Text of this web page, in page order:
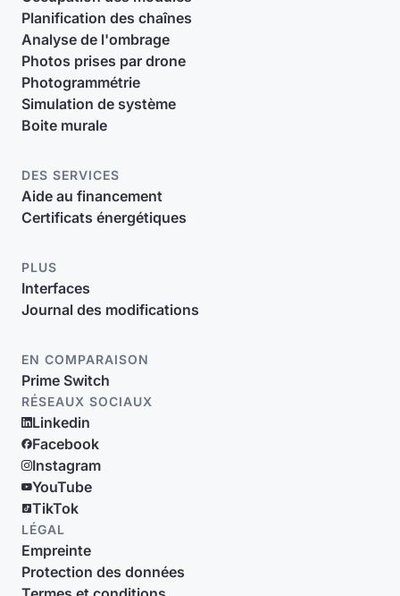
Planification des chaînes
Analyse de l'ombrage
Photos prises par drone
Photogrammétrie
Simulation de système
Boite murale
DES SERVICES
Aide au financement
Certificats énergétiques
PLUS
Interfaces
Journal des modifications
EN COMPARAISON
Prime Switch
RÉSEAUX SOCIAUX
Linkedin
Facebook
Instagram
YouTube
TikTok
LÉGAL
Empreinte
Protection des données